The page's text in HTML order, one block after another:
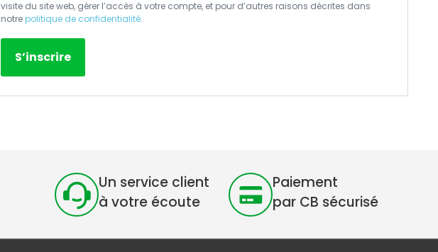
visite du site web, gérer l’accès à votre compte, et pour d’autres raisons décrites dans
notre politique de confidentialité.
S’inscrire
Un service client
à votre écoute
Paiement
par CB sécurisé